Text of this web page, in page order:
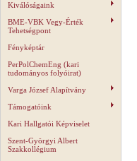
Kiválóságaink
BME-VBK Vegy-Érték
Tehetségpont
Fényképtár
PerPolChemEng (kari
tudományos folyóirat)
Varga József Alapítvány
Támogatóink
Kari Hallgatói Képviselet
Szent-Györgyi Albert
Szakkollégium